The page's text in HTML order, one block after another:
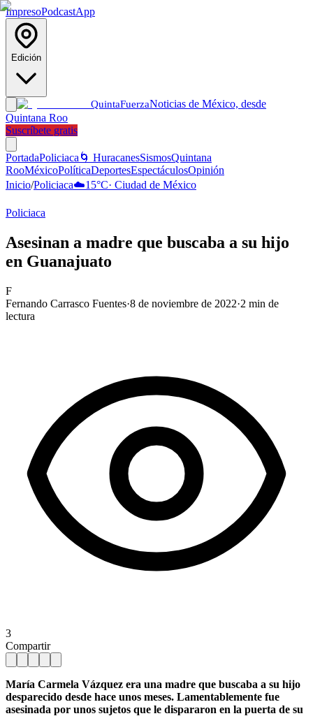
ImpresoPodcastApp
Edición
QuintaFuerzaNoticias de México, desde
Quintana Roo
Suscríbete gratis
PortadaPoliciaca 🌀 HuracanesSismosQuintana
RooMéxicoPolíticaDeportesEspectáculosOpinión
Inicio/Policiaca☁️15°C· Ciudad de México
Policiaca
Asesinan a madre que buscaba a su hijo
en Guanajuato
F
Fernando Carrasco Fuentes·8 de noviembre de 2022·2 min de
lectura
3
Compartir
María Carmela Vázquez era una madre que buscaba a su hijo
desparecido desde hace unos meses. Lamentablemente fue
asesinada por unos sujetos que le dispararon en la puerta de su